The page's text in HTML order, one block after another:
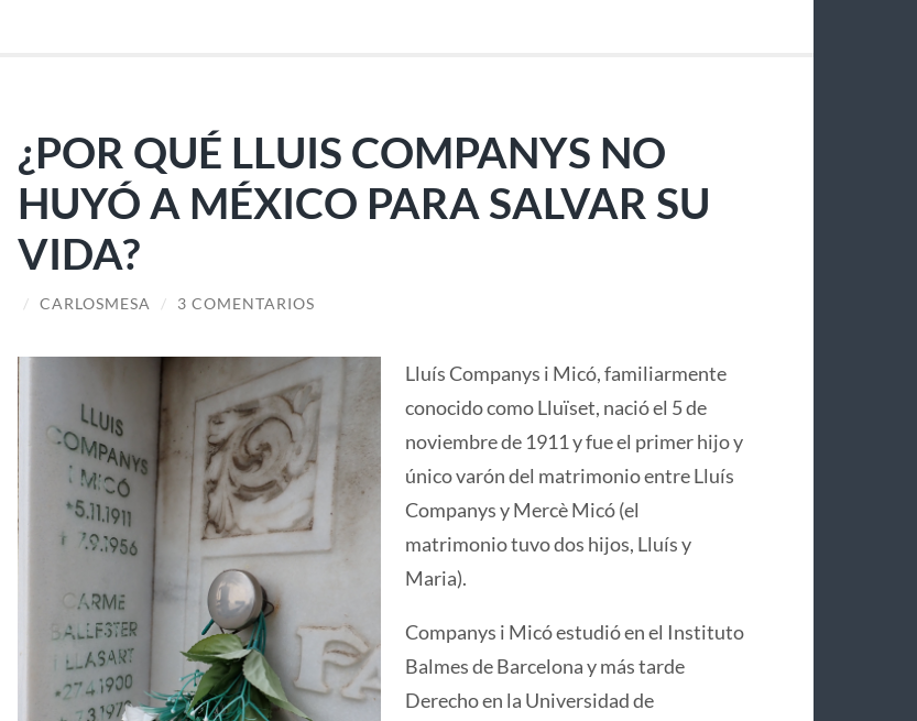
¿POR QUÉ LLUIS COMPANYS NO
HUYÓ A MÉXICO PARA SALVAR SU
VIDA?
/ CARLOSMESA / 3 COMENTARIOS
Lluís Companys i Micó, familiarmente
conocido como Lluïset, nació el 5 de
noviembre de 1911 y fue el primer hijo y
único varón del matrimonio entre Lluís
Companys y Mercè Micó (el
matrimonio tuvo dos hijos, Lluís y
Maria).
Companys i Micó estudió en el Instituto
Balmes de Barcelona y más tarde
Derecho en la Universidad de